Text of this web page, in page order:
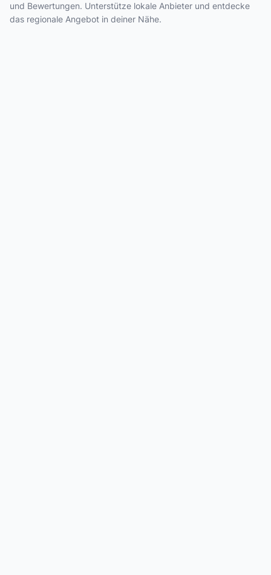
und Bewertungen. Unterstütze lokale Anbieter und entdecke
das regionale Angebot in deiner Nähe.